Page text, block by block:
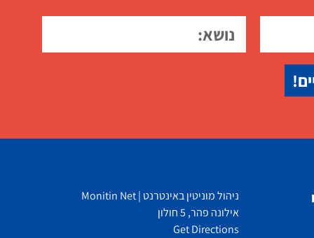
ניהול מוניטין באינטרנט | Monitin Net
אילונה פהר, 5 חולון
Get Directions